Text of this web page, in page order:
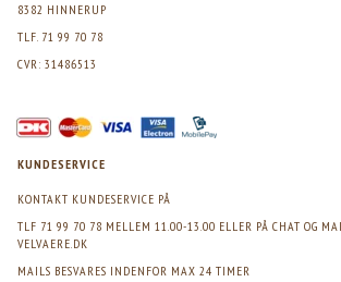
8382 HINNERUP
TLF. 71 99 70 78
CVR: 31486513
KUNDESERVICE
KONTAKT KUNDESERVICE PÅ
TLF 71 99 70 78 MELLEM 11.00-13.00 ELLER PÅ CHAT OG
VELVAERE.DK
MAILS BESVARES INDENFOR MAX 24 TIMER